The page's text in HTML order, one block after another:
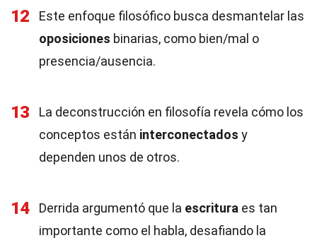
12
Este enfoque filosófico busca desmantelar las
oposiciones binarias, como bien/mal o
presencia/ausencia.
13
La deconstrucción en filosofía revela cómo los
conceptos están interconectados y
dependen unos de otros.
14 Derrida argumentó que la escritura es tan
importante como el habla, desafiando la